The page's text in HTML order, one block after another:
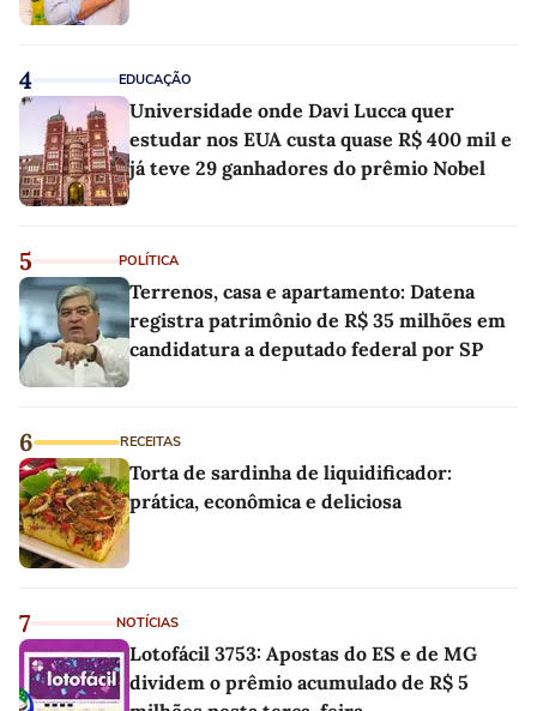
4 EDUCAÇÃO
Universidade onde Davi Lucca quer
estudar nos EUA custa quase R$ 400 mil e
já teve 29 ganhadores do prêmio Nobel
5 POLÍTICA
Terrenos, casa e apartamento: Datena
registra patrimônio de R$ 35 milhões em
candidatura a deputado federal por SP
6 RECEITAS
Torta de sardinha de liquidificador:
prática, econômica e deliciosa
7 NOTÍCIAS
Lotofácil 3753: Apostas do ES e de MG
dividem o prêmio acumulado de R$ 5